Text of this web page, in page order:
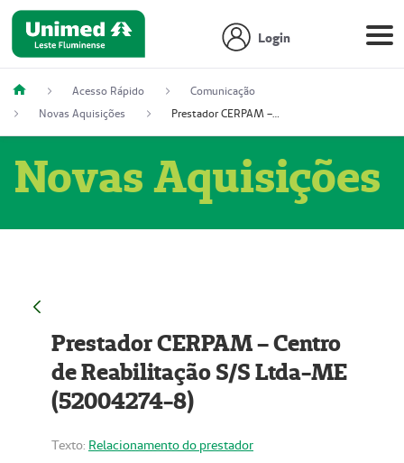
Login
Acesso Rápido
Comunicação
Novas Aquisições
Prestador CERPAM – Centro de Reabilitação S/S Ltda-ME (52004274-8)
Novas Aquisições
Prestador CERPAM – Centro
de Reabilitação S/S Ltda-ME
(52004274-8)
Texto: Relacionamento do prestador